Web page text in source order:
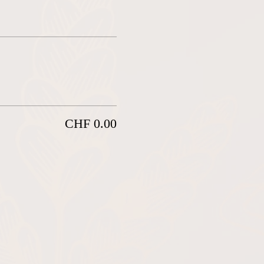
CHF 0.00